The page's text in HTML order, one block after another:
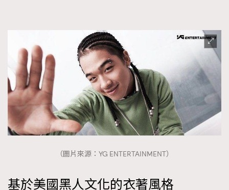
（圖片來源：YG ENTERTAINMENT）
基於美國黑人文化的衣著風格